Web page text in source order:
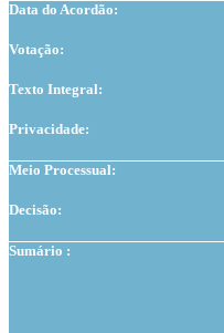
Data do Acordão:
Votação:
Texto Integral:
Privacidade:
Meio Processual:
Decisão:
Sumário :